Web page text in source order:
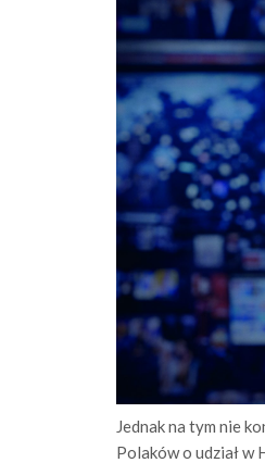
Jednak na tym nie
Polaków o udział w